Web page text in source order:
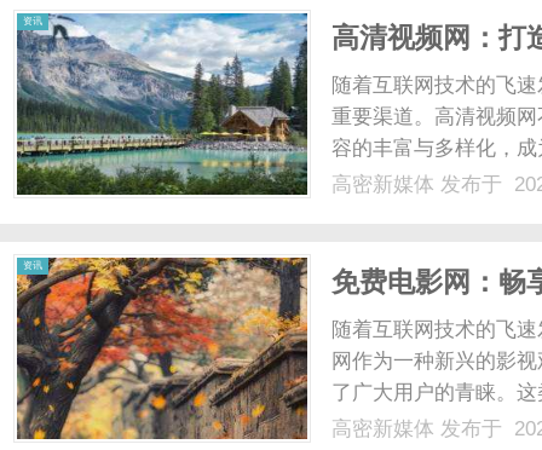
资讯
高清视频网：打
随着互联网技术的飞
重要渠道。高清视频
容的丰富与多样化，
的核心优势在于其卓
高密新媒体 发布于
资讯
免费电影网：畅
随着互联网技术的飞
网作为一种新兴的影
了广大用户的青睐。
者提供了一个多样化
高密新媒体 发布于